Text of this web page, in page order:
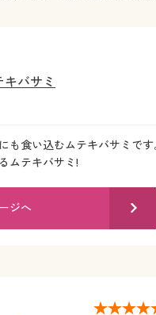
バサミ
も食い込むムテキバサミで
ムテキバサミ!
ジへ